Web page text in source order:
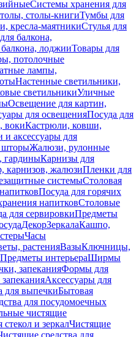
Системы хранения для
столы-книгиТумбы для
кресла-маятникиСтулья для
балкона,
лоджииТовары для
потолочные
лампы,
Настенные светильники,
светильникиУличные
Освещение для картин,
для освещенияПосуда для
вокиКастрюли, ковши,
аксессуары для
Жалюзи, рулонные
Карнизы для
карнизов, жалюзиПленки для
системыСтоловая
Посуда для горячих
напитковСтоловые
для сервировкиПредметы
ДекорЗеркалаКашпо,
Часы
растенияВазыКлючницы,
Предметы интерьераШирмы
запеканияФормы для
Аксессуары для
для выпечкиБытовая
для посудомоечных
чистящие
и зеркалЧистящие
средства для